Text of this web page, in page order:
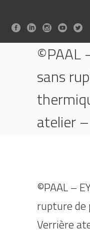
©PAAL
sans
atelier
THERMIQUE –
ELIT’ALU 06
©PAAL –
rupture
Verrière